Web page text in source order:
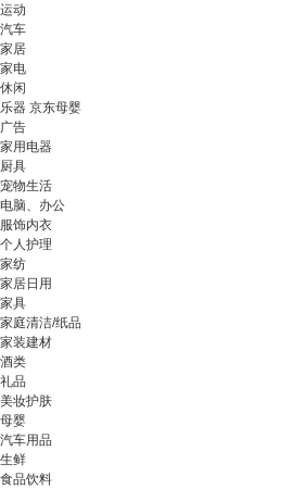
运动
汽车
家居
家电
休闲
乐器 京东母婴
广告
家用电器
厨具
宠物生活
电脑、办公
服饰内衣
个人护理
家纺
家居日用
家具
家庭清洁/纸品
家装建材
酒类
礼品
美妆护肤
母婴
汽车用品
生鲜
食品饮料